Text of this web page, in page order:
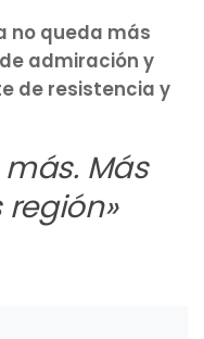
no queda más
admiración y
de resistencia y
Más